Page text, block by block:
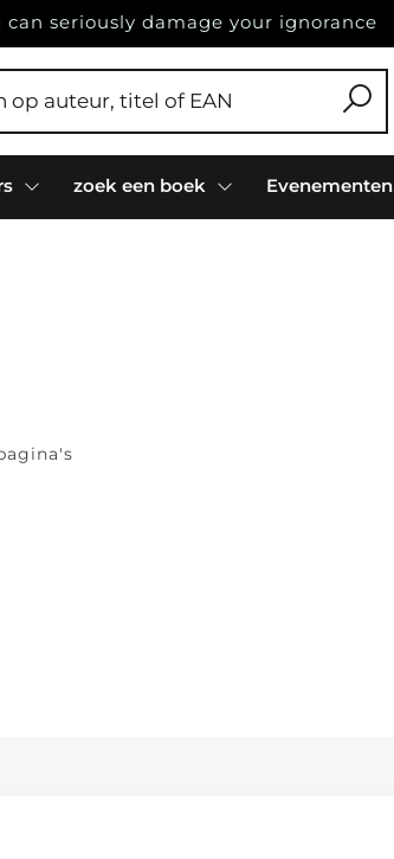
can seriously damage your ignorance
zoek een boek Evenementen